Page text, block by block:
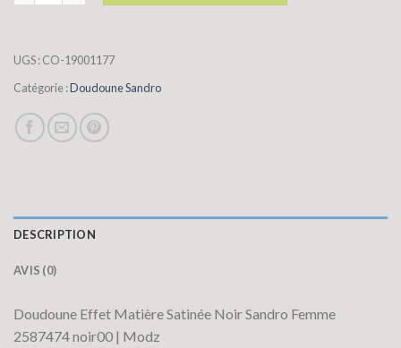
UGS :CO-19001177
Catégorie :Doudoune Sandro
DESCRIPTION
AVIS (0)
Doudoune Effet Matière Satinée Noir Sandro Femme
2587474 noir00 | Modz